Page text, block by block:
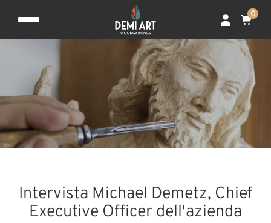
0
Intervista Michael Demetz, Chief
Executive Officer dell'azienda